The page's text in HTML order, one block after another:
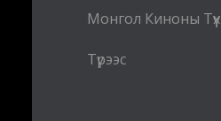
Монгол Киноны Түүх
Түрээс